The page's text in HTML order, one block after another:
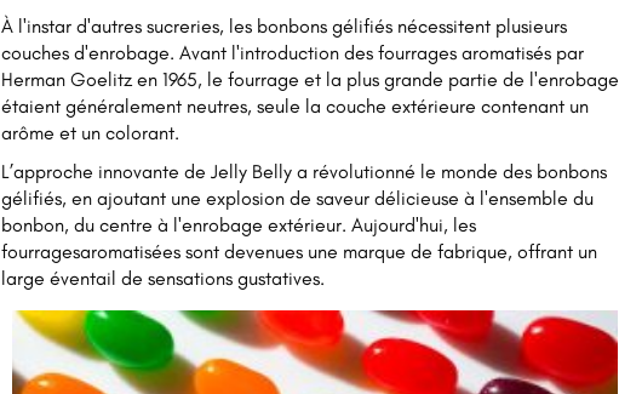
À l'instar d'autres sucreries, les bonbons gélifiés nécessitent plusieurs
couches d'enrobage. Avant l'introduction des fourrages aromatisés par
Herman Goelitz en 1965, le fourrage et la plus grande partie de l'enrobage
étaient généralement neutres, seule la couche extérieure contenant un
arôme et un colorant.
L’approche innovante de Jelly Belly a révolutionné le monde des bonbons
gélifiés, en ajoutant une explosion de saveur délicieuse à l'ensemble du
bonbon, du centre à l'enrobage extérieur. Aujourd'hui, les
fourragesaromatisées sont devenues une marque de fabrique, offrant un
large éventail de sensations gustatives.